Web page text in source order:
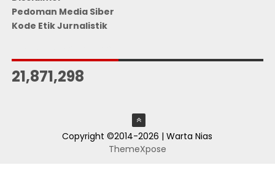
Pedoman Media Siber
Kode Etik Jurnalistik
21,871,298
Copyright ©2014-2026 | Warta Nias
ThemeXpose